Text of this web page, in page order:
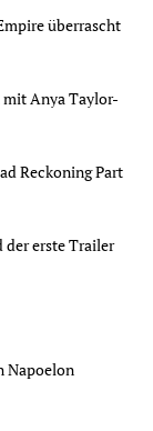
überrascht
Anya Taylor-
Reckoning Part
der erste Trailer
Napoelon